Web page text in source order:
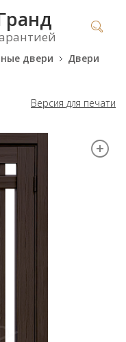
двери
Двери
Версия для печати